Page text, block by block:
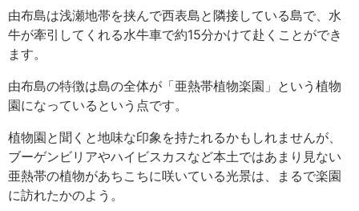
由布島は浅瀬地帯を挟んで西表島と隣接している島で、水
牛が牽引してくれる水牛車で約15分かけて赴くことができ
ます。
由布島の特徴は島の全体が「亜熱帯植物楽園」という植物
園になっているという点です。
植物園と聞くと地味な印象を持たれるかもしれませんが、
ブーゲンビリアやハイビスカスなど本土ではあまり見ない
亜熱帯の植物があちこちに咲いている光景は、まるで楽園
に訪れたかのよう。